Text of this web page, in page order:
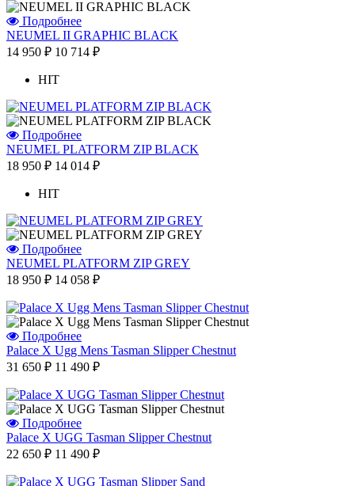
Подробнее
NEUMEL II GRAPHIC BLACK
14 950 ₽ 10 714 ₽
HIT
Подробнее
NEUMEL PLATFORM ZIP BLACK
18 950 ₽ 14 014 ₽
HIT
Подробнее
NEUMEL PLATFORM ZIP GREY
18 950 ₽ 14 058 ₽
Подробнее
Palace X Ugg Mens Tasman Slipper Chestnut
31 650 ₽ 11 490 ₽
Подробнее
Palace X UGG Tasman Slipper Chestnut
22 650 ₽ 11 490 ₽